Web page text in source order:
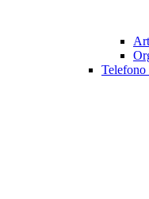
Telefono